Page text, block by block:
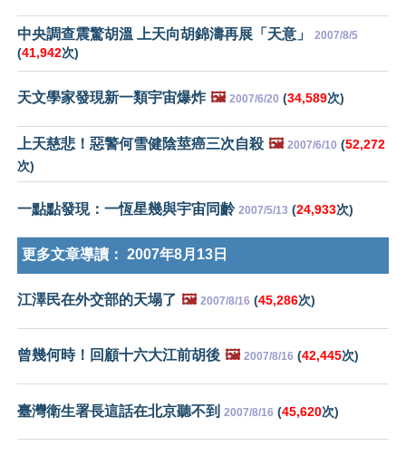
中央調查震驚胡溫 上天向胡錦濤再展「天意」 2007/8/5
(41,942次)
天文學家發現新一類宇宙爆炸 🖼️ 2007/6/20 (34,589次)
上天慈悲！惡警何雪健陰莖癌三次自殺 🖼️ 2007/6/10 (52,272
次)
一點點發現：一恆星幾與宇宙同齡 2007/5/13 (24,933次)
更多文章導讀： 2007年8月13日
江澤民在外交部的天塌了 🖼️ 2007/8/16 (45,286次)
曾幾何時！回顧十六大江前胡後 🖼️ 2007/8/16 (42,445次)
臺灣衛生署長這話在北京聽不到 2007/8/16 (45,620次)